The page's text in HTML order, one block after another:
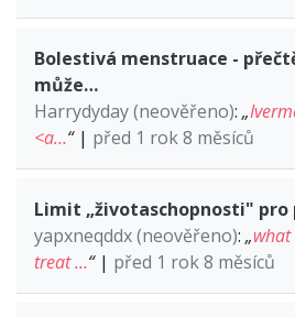
Bolestivá menstruace -
může…
Harrydyday (neověřeno): „
<a…“| před 1 rok 8 měsíců
Limit „životaschopnosti" pro
yapxneqddx (neověřeno): „what
treat …“| před 1 rok 8 měsíců